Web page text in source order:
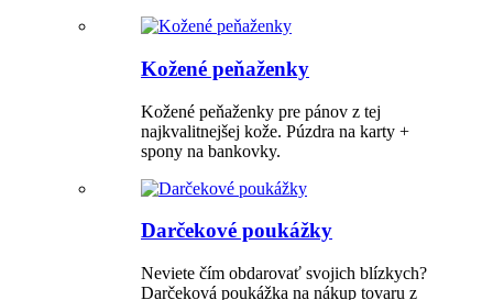
Kožené peňaženky
Kožené peňaženky pre pánov z tej
najkvalitnejšej kože. Púzdra na karty +
spony na bankovky.
Darčekové poukážky
Neviete čím obdarovať svojich blízkych?
Darčeková poukážka na nákup tovaru z